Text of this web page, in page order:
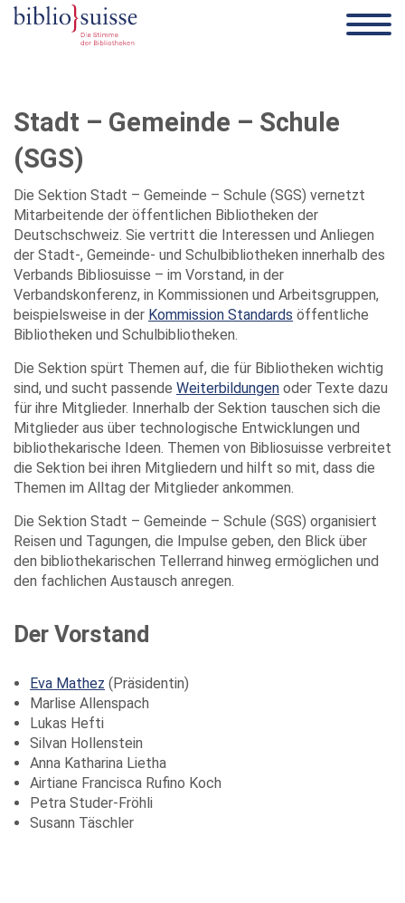
Stadt – Gemeinde – Schule
(SGS)
Die Sektion Stadt – Gemeinde – Schule (SGS) vernetzt
Mitarbeitende der öffentlichen Bibliotheken der
Deutschschweiz. Sie vertritt die Interessen und Anliegen
der Stadt-, Gemeinde- und Schulbibliotheken innerhalb des
Verbands Bibliosuisse – im Vorstand, in der
Verbandskonferenz, in Kommissionen und Arbeitsgruppen,
beispielsweise in der Kommission Standards öffentliche
Bibliotheken und Schulbibliotheken.
Die Sektion spürt Themen auf, die für Bibliotheken wichtig
sind, und sucht passende Weiterbildungen oder Texte dazu
für ihre Mitglieder. Innerhalb der Sektion tauschen sich die
Mitglieder aus über technologische Entwicklungen und
bibliothekarische Ideen. Themen von Bibliosuisse verbreitet
die Sektion bei ihren Mitgliedern und hilft so mit, dass die
Themen im Alltag der Mitglieder ankommen.
Die Sektion Stadt – Gemeinde – Schule (SGS) organisiert
Reisen und Tagungen, die Impulse geben, den Blick über
den bibliothekarischen Tellerrand hinweg ermöglichen und
den fachlichen Austausch anregen.
Der Vorstand
Eva Mathez (Präsidentin)
Marlise Allenspach
Lukas Hefti
Silvan Hollenstein
Anna Katharina Lietha
Airtiane Francisca Rufino Koch
Petra Studer-Fröhli
Susann Täschler